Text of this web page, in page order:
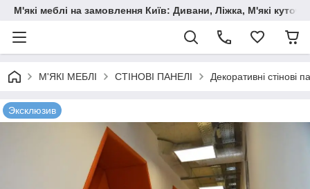
М'які меблі на замовлення Київ: Дивани, Ліжка, М'які
М'ЯКІ МЕБЛІ СТІНОВІ ПАНЕЛІ Декоративні стінові
Эксклюзив